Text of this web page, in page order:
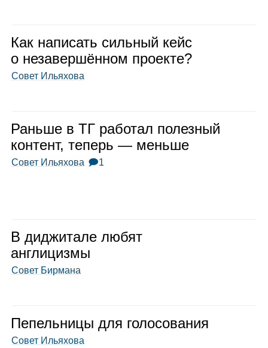
Как напи­сать силь­ный кейс
о неза­вер­шён­ном про­екте?
Совет Ильяхова
Раньше в ТГ рабо­тал полез­ный
кон­тент, теперь — меньше
Совет Ильяхова 🗩1
В диджи­тале любят
англи­цизмы
Совет Бирмана
Пепель­ницы для голо­со­ва­ния
Совет Ильяхова